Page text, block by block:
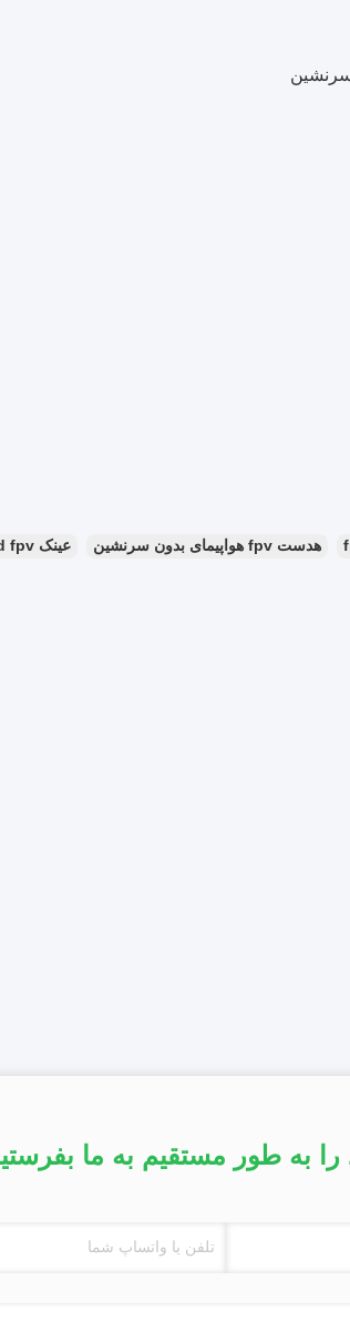
سرنشین
هدست fpv هواپیمای بدون سرنشین عینک hd fpv
به طور مستقیم به ما